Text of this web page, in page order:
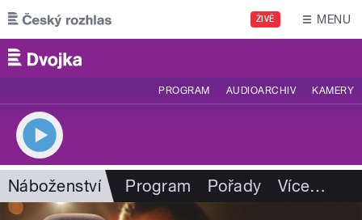
Přejít k hlavnímu obsahu
ŽIVĚ MENU
PROGRAM AUDIOARCHIV KAMERY
Náboženství Program Pořady Více…